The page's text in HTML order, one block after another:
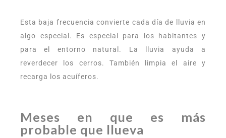
Esta baja frecuencia convierte cada día de lluvia en
algo especial. Es especial para los habitantes y
para el entorno natural. La lluvia ayuda a
reverdecer los cerros. También limpia el aire y
recarga los acuíferos.
Meses en que es más
probable que llueva